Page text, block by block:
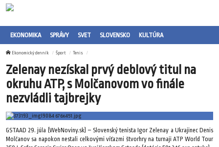
EKONOMIKA SPRÁVY SVET SLOVENSKO KULTÚRA
Ekonomický denník Šport Tenis
Zelenay nezískal prvý deblový titul na
okruhu ATP, s Molčanovom vo finále
nezvládli tajbrejky
GSTAAD 29. júla (WebNoviny.sk) – Slovenský tenista Igor Zelenay a Ukrajinec Denis
Molčanov sa napokon nestali celkovými víťazmi štvorhry na turnaji ATP World Tour